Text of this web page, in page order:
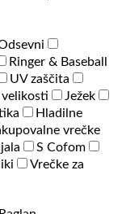
Ringer & Baseball
UV zaščita
velikosti
Ježek
Hladilne
vrečke
S Cofom
Vrečke za